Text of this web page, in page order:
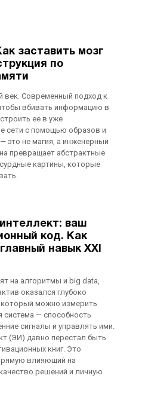
заставить мозг
по
век. Современный подход к
вбивать информацию в
ее в уже
сети с помощью образов и
это не магия, а инженерный
превращает абстрактные
картины, которые
ваш
код. Как
навык XXI
на алгоритмы и big data,
оказался глубоко
который можно измерить
система — способность
сигналы и управлять ими.
(ЭИ) давно перестал быть
книг. Это
влияющий на
решений и личную